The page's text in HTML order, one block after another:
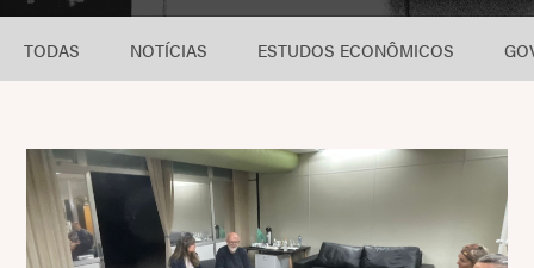
TODAS NOTÍCIAS ESTUDOS ECONÔMICOS